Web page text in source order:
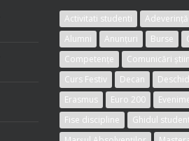
Activitati studenti Adeverință
Alumni
Anunțuri Burse
Competențe
Comunicări
Curs Festiv
Decan
Erasmus
Euro 200
Fise discipline
Ghidul